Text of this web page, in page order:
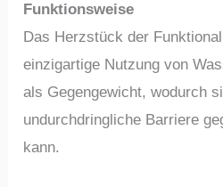
Funktionsweise
Das Herzstück der
einzigartige Nutzung von
als Gegengewicht, wodurch
undurchdringliche Barriere
kann.